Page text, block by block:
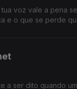
voz vale a pena
e o que se perde
a ser dito quando